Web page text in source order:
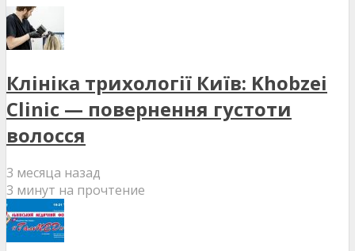
Клініка трихології Київ: Khobzei
Clinic — повернення густоти
волосся
3 месяца назад
3 минут на прочтение